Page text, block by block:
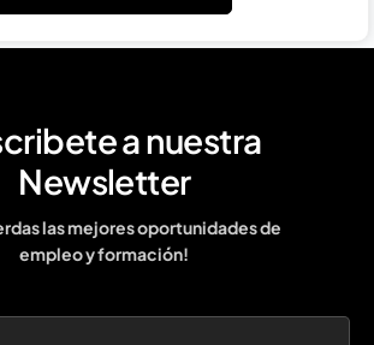
a nuestra
Newsletter
las mejores oportunidades de
empleo y formación!